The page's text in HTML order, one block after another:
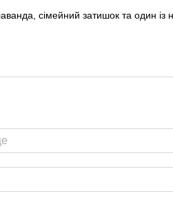
сімейний затишок та один із